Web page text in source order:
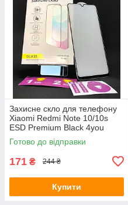
Захисне скло для телефону
Xiaomi Redmi Note 10/10s
ESD Premium Black 4you
Готово до відправки
171 ₴ 244 ₴
Купити